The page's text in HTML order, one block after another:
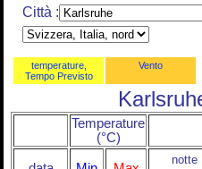
Città :
temperature,
Tempo Previsto
Vento
Temperature
(°C)
notte